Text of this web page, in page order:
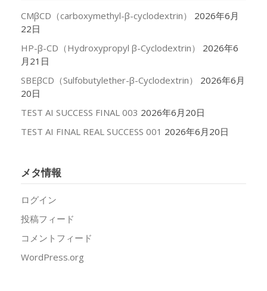
CMβCD（carboxymethyl-β-cyclodextrin）
2026年6月
22日
HP-β-CD（Hydroxypropyl β-Cyclodextrin）
2026年6
月21日
SBEβCD（Sulfobutylether-β-Cyclodextrin）
2026年6月
20日
TEST AI SUCCESS FINAL 003 2026年6月20日
TEST AI FINAL REAL SUCCESS 001 2026年6月20日
メタ情報
ログイン
投稿フィード
コメントフィード
WordPress.org